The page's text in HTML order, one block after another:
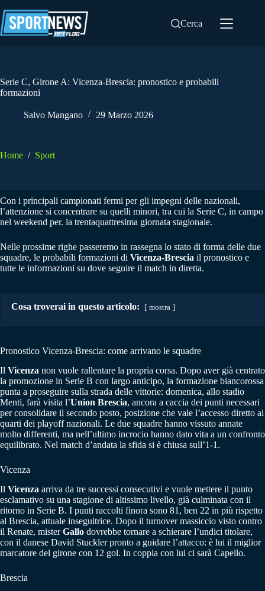
al
contenuto
Cerca
Serie C, Girone A: Vicenza-Brescia: pronostico e probabili
formazioni
Salvo Mangano 29 Marzo 2026
Home / Sport
Con i principali campionati fermi per gli impegni delle nazionali,
l’attenzione si concentrare su quelli minori, tra cui la Serie C, in campo
nel weekend per. la trentaquattresima giornata stagionale.
Nelle prossime righe passeremo in rassegna lo stato di forma delle due
squadre, le probabili formazioni di Vicenza-Brescia il pronostico e
tutte le informazioni su dove seguire il match in diretta.
Cosa troverai in questo articolo: mostra
Pronostico Vicenza-Brescia: come arrivano le squadre
Il Vicenza non vuole rallentare la propria corsa. Dopo aver già centrato
la promozione in Serie B con largo anticipo, la formazione biancorossa
punta a proseguire sulla strada delle vittorie: domenica, allo stadio
Menti, farà visita l’Union Brescia, ancora a caccia dei punti necessari
per consolidare il secondo posto, posizione che vale l’accesso diretto ai
quarti dei playoff nazionali. Le due squadre hanno vissuto annate
molto differenti, ma nell’ultimo incrocio hanno dato vita a un confronto
equilibrato. Nel match d’andata la sfida si è chiusa sull’1-1.
Vicenza
Il Vicenza arriva da tre successi consecutivi e vuole mettere il punto
esclamativo su una stagione di altissimo livello, già culminata con il
ritorno in Serie B. I punti raccolti finora sono 81, ben 22 in più rispetto
al Brescia, attuale inseguitrice. Dopo il turnover massiccio visto contro
il Renate, misterGallo dovrebbe tornare a schierare l’undici titolare,
con il danese David Stuckler pronto a guidare l’attacco: è lui il miglior
marcatore del girone con 12 gol. In coppia con lui ci sarà Capello.
Brescia